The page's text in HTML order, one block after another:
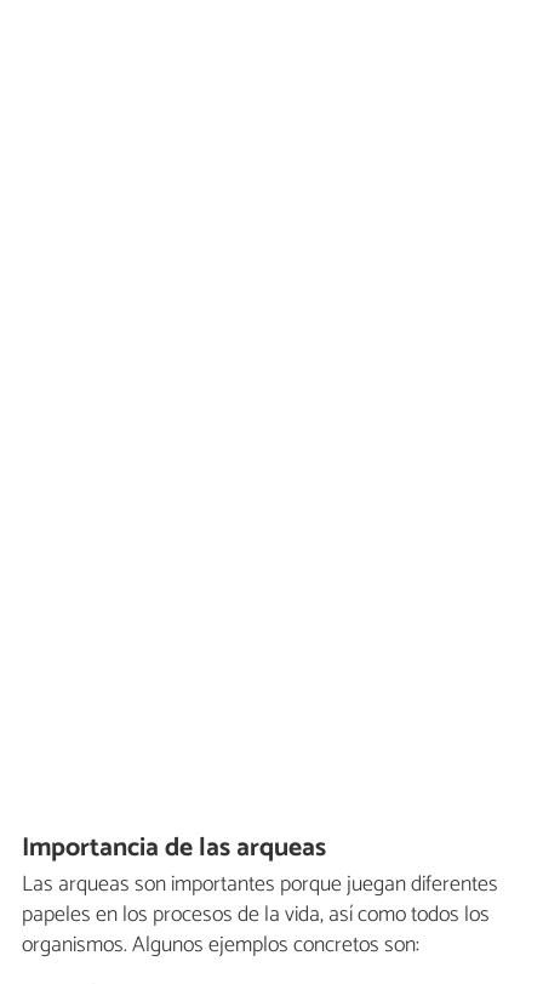
Importancia de las arqueas
Las arqueas son importantes porque juegan diferentes
papeles en los procesos de la vida, así como todos los
organismos. Algunos ejemplos concretos son: